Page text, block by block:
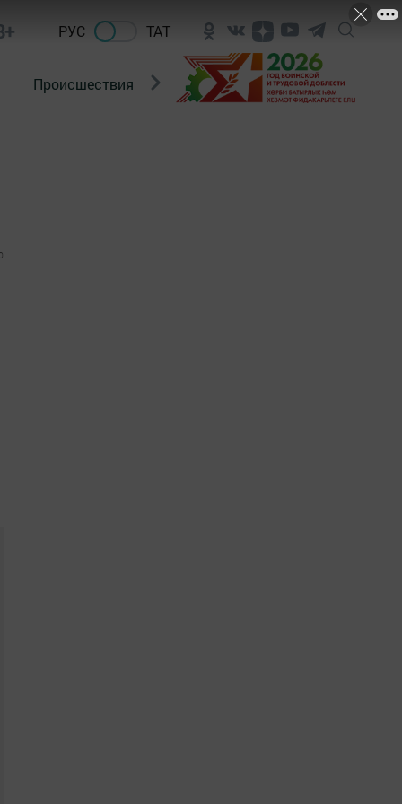
РУС ТАТ
Происшествия Новости Госавтоинспекции